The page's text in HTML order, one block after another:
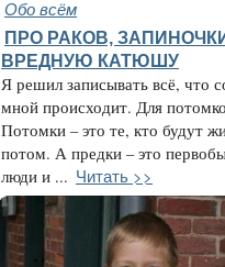
Обо всём
ПРО РАКОВ,
ВРЕДНУЮ КАТЮШУ
Я решил записывать всё, что
мной происходит. Для
Потомки – это те, кто будут
потом. А предки – это
люди и ... Читать >>